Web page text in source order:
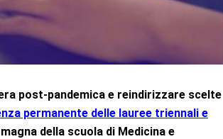
post-pandemica e reindirizzare scelte
permanente delle lauree triennali e
della scuola di Medicina e